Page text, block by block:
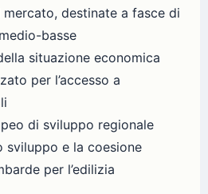
destinate a fasce di
basse
situazione economica
per l’accesso a
di sviluppo regionale
sviluppo e la coesione
per l’edilizia